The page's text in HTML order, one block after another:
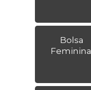
Bolsa
Feminina